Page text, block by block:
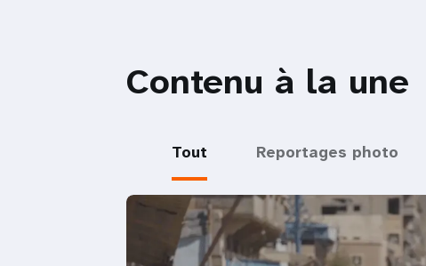
Contenu à la une
Tout Reportages photo